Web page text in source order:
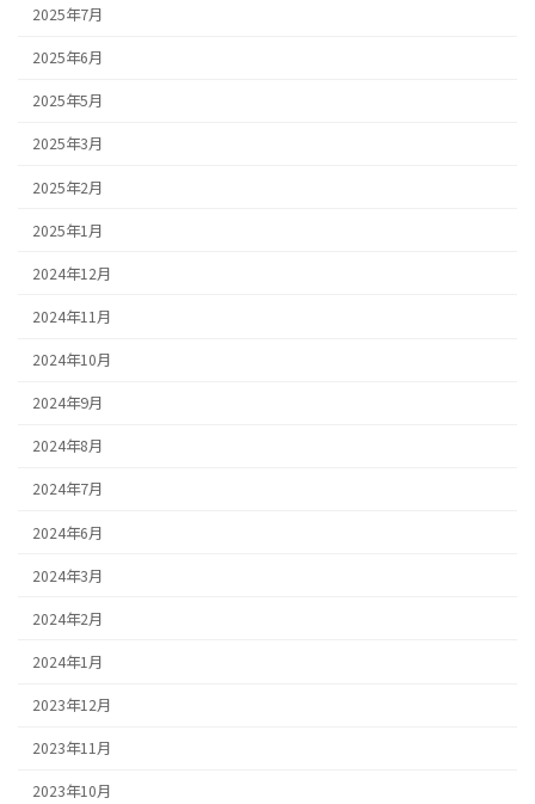
2025年7月
2025年6月
2025年5月
2025年3月
2025年2月
2025年1月
2024年12月
2024年11月
2024年10月
2024年9月
2024年8月
2024年7月
2024年6月
2024年3月
2024年2月
2024年1月
2023年12月
2023年11月
2023年10月